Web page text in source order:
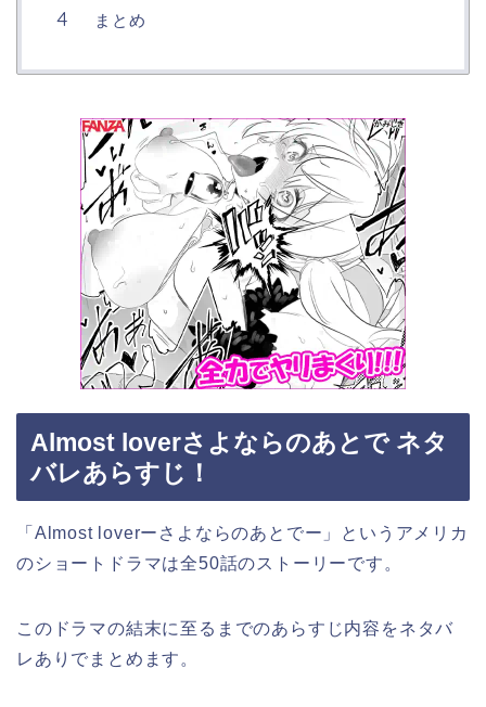
まとめ
Almost loverさよならのあとで ネタ
バレあらすじ！
「Almost loverーさよならのあとでー」というアメリカ
のショートドラマは全50話のストーリーです。
このドラマの結末に至るまでのあらすじ内容をネタバ
レありでまとめます。